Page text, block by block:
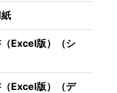
Excel版）（シ
Excel版）（デ